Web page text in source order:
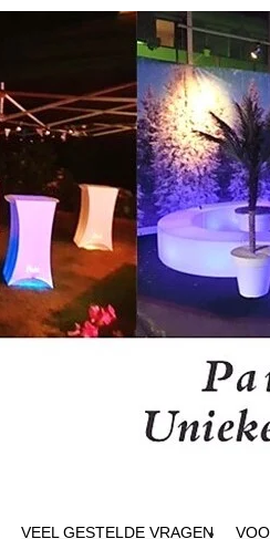
VEEL GESTELDE VRAGEN